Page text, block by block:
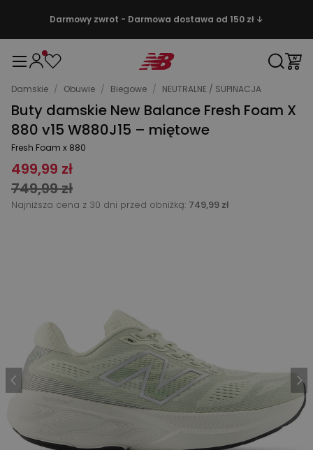
Darmowy zwrot - Darmowa dostawa od 150 zł ↓
Damskie / Obuwie / Biegowe / NEUTRALNE / SUPINACJA
Buty damskie New Balance Fresh Foam X
880 v15 W880J15 – miętowe
Fresh Foam x 880
499,99 zł
749,99 zł
Najniższa cena z 30 dni przed obniżką: 749,99 zł